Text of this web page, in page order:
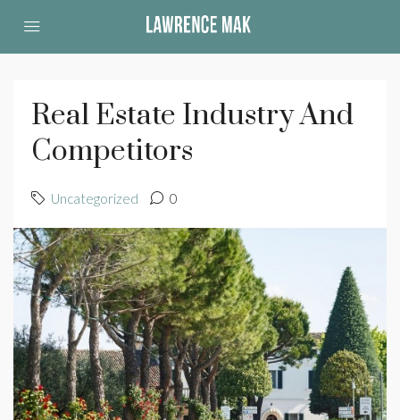
Real Estate Industry And
Competitors
Uncategorized 0